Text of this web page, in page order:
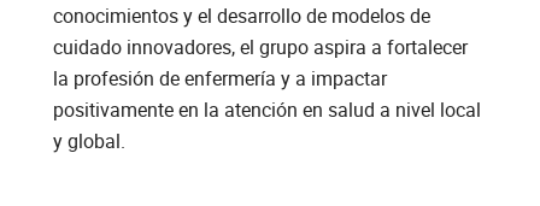
conocimientos y el desarrollo de modelos de
cuidado innovadores, el grupo aspira a fortalecer
la profesión de enfermería y a impactar
positivamente en la atención en salud a nivel local
y global.